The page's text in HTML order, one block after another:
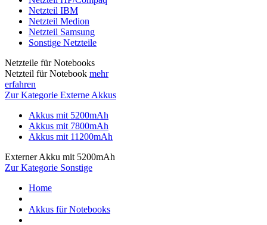
Netzteil IBM
Netzteil Medion
Netzteil Samsung
Sonstige Netzteile
Netzteile für Notebooks
Netzteil für Notebook mehr
erfahren
Zur Kategorie Externe Akkus
Akkus mit 5200mAh
Akkus mit 7800mAh
Akkus mit 11200mAh
Externer Akku mit 5200mAh
Zur Kategorie Sonstige
Home
Akkus für Notebooks